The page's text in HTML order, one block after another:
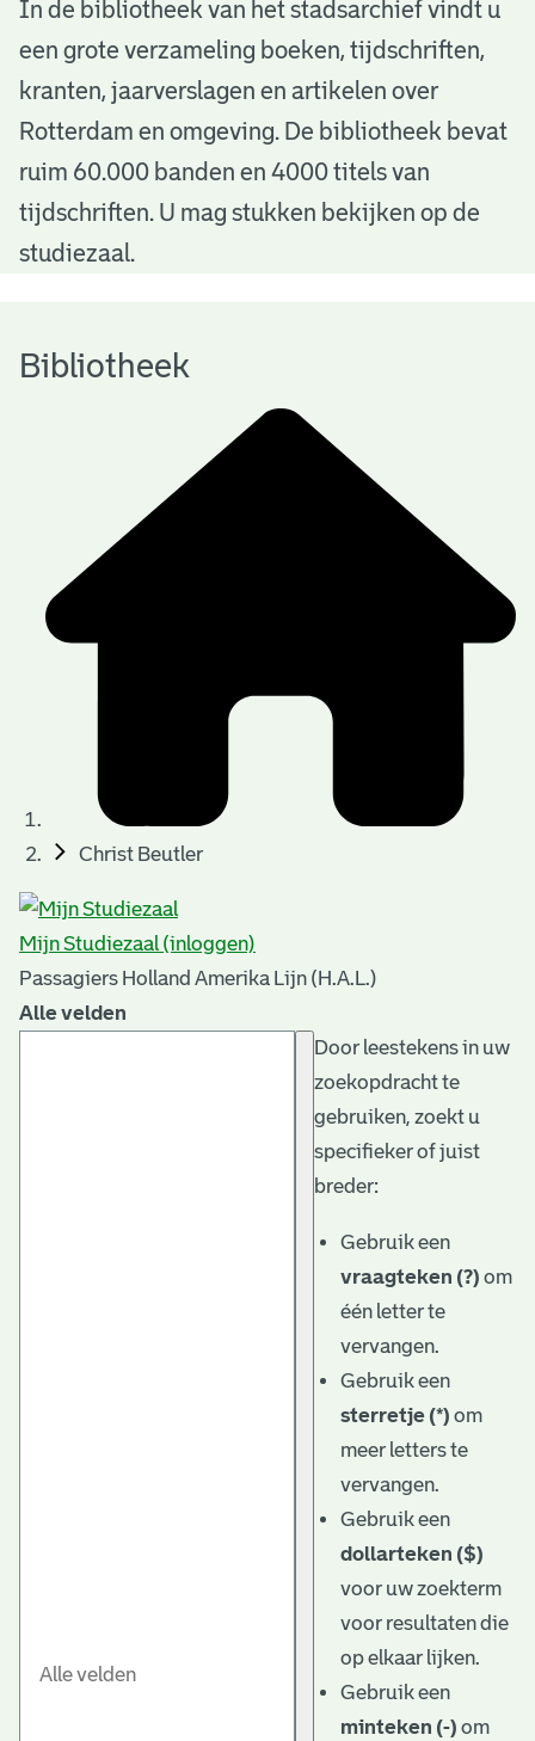
B
b
o
h
In de bibliotheek van het stadsarchief vindt u
een grote verzameling boeken, tijdschriften,
kranten, jaarverslagen en artikelen over
Rotterdam en omgeving. De bibliotheek bevat
ruim 60.000 banden en 4000 titels van
tijdschriften. U mag stukken bekijken op de
studiezaal.
Bibliotheek
Christ Beutler
Mijn Studiezaal (inloggen)
Passagiers Holland Amerika Lijn (H.A.L.)
Alle velden
Door leestekens in uw
zoekopdracht te
gebruiken, zoekt u
specifieker of juist
breder:
Gebruik een
vraagteken (?) om
één letter te
vervangen.
Gebruik een
sterretje (*) om
meer letters te
vervangen.
Gebruik een
dollarteken ($)
voor uw zoekterm
voor resultaten die
op elkaar lijken.
Gebruik een
minteken (-) om